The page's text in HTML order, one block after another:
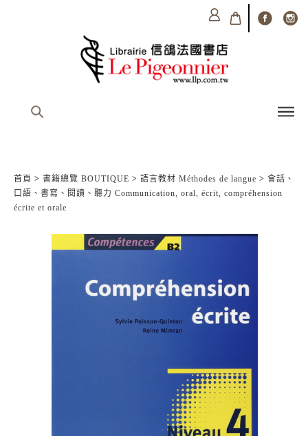
首頁 > 書籍總覽 BOUTIQUE > 語言教材 Méthodes de langue > 會話、
口語、書寫、閱讀、聽力 Communication, oral, écrit, compréhension
écrite et orale